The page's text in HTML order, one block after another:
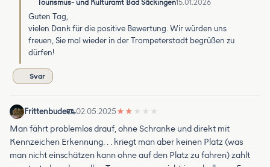
Tourismus- und Kulturamt Bad Säckingen15.01.2026
Guten Tag,
vielen Dank für die positive Bewertung. Wir würden uns
freuen, Sie mal wieder in der Trompeterstadt begrüßen zu
dürfen!
Svar
Frittenbude 02.05.2025★ ★ ★ ★ ★
Man fährt problemlos drauf, ohne Schranke und direkt mit
Kennzeichen Erkennung. . . kriegt man aber keinen Platz (was
man nicht einschätzen kann ohne auf den Platz zu fahren) zahlt